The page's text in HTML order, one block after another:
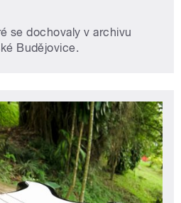
se dochovaly v archivu
Budějovice.